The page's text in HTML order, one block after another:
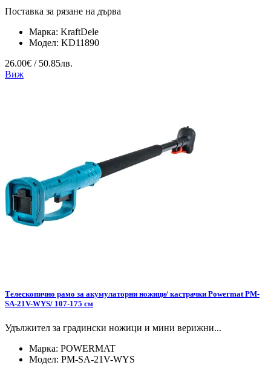
Поставка за рязане на дърва
Марка: KraftDele
Модел: KD11890
26.00€ / 50.85лв.
Виж
Tелескопично рамо за акумулаторни ножици/ кастрачки Powermat PM-
SA-21V-WYS/ 107-175 см
Удължител за градински ножици и мини верижни...
Марка: POWERMAT
Модел: PM-SA-21V-WYS